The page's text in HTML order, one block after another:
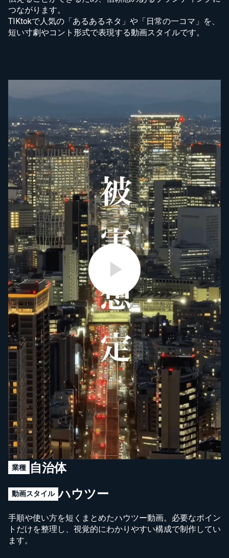
つながります。
TIKtokで人気の「あるあるネタ」や「日常の一コマ」を、
短い寸劇やコント形式で表現する動画スタイルです。
業種 自治体
動画スタイル ハウツー
手順や使い方を短くまとめたハウツー動画。必要なポイン
トだけを整理し、視覚的にわかりやすい構成で制作してい
ます。